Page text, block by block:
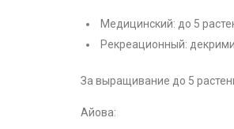
Медицинский: до 5
Рекреационный:
За выращивание до 5
Айова: